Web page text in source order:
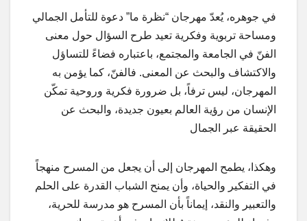
في جوهره، يُعدّ مهرجان “نظرة ما” دعوة للتأمل الجمالي
ومساحة تربوية وفكرية تعيد طرح السؤال حول معنى
الفنّ في الجامعة والمجتمع، باعتباره فضاءً للتساؤل
والاكتشاف والبحث عن المعنى. فالفنّ، كما يؤمن به
المهرجان، ليس ترفاً، بل ضرورة فكرية وروحية تمكّن
الإنسان من رؤية العالم بعيون جديدة، والبحث عن
الحقيقة عبر الجمال
وهكذا، يطمح المهرجان إلى أن يجعل من المسرح منهجاً
في التفكير والحياة، وأن يمنح الشباب القدرة على الحلم
والتعبير والنقد، إيماناً بأن المسرح هو مدرسة للحرية،